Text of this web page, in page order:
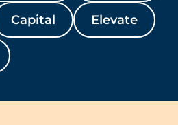
Capital Elevate